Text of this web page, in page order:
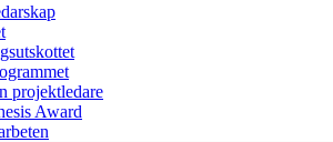
projektledare
Award